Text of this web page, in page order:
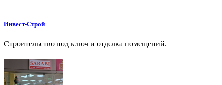
Инвест-Строй
Строительство под ключ и отделка помещений.